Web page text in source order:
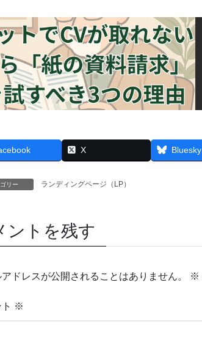
X Bluesky
リー ランディングページ（LP）
ントを残す
アドレスが公開されることはありません。 ※
※